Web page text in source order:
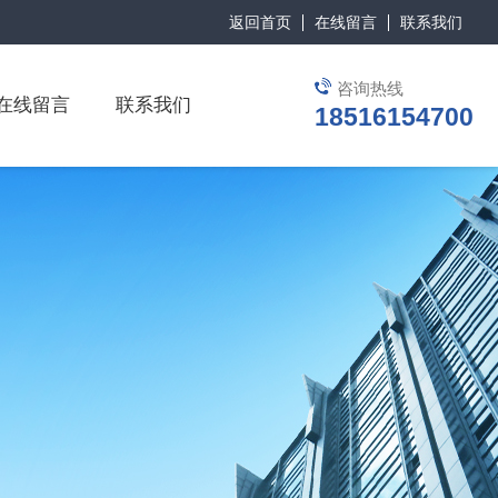
返回首页 在线留言 联系我们
咨询热线
18516154700
线留言 联系我们